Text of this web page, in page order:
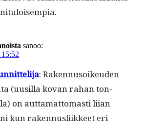
sanoo:
: Raken­nu­soikeu­den
(uusil­la kovan rahan ton­
on aut­ta­mat­tomasti liian
kun raken­nus­li­ik­keet eri